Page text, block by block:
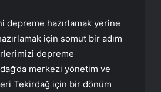
hazırlamak yerine
için somut bir adım
depreme
merkezi yönetim ve
Tekirdağ için bir dönüm